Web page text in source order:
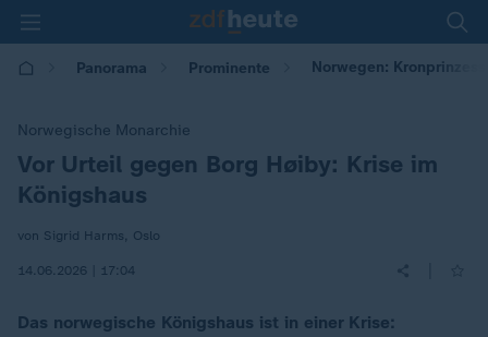
Panorama Prominente Norwegen:
Norwegische Monarchie
:
Vor Urteil gegen Borg Høiby: Krise im
Königshaus
von Sigrid Harms, Oslo
14.06.2026 | 17:04
Das norwegische Königshaus ist in einer Krise: